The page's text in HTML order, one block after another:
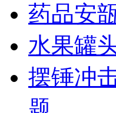
药品安
水果罐
摆锤冲